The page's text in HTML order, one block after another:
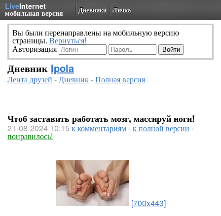
LiveInternet
мобильная версия Дневники Личка
Вы были перенаправлены на мобильную версию
страницы. Вернуться!
Авторизация
Дневник Ipola
Лента друзей -Дневник-Полная версия
Чтоб заставить работать мозг, массируй ноги!
21-08-2024 10:15 к комментариям-к полной версии -
понравилось!
[700x443]